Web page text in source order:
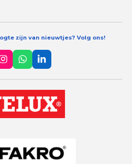
zijn van nieuwtjes? Volg ons!
I
n
s
t
a
g
W
h
a
t
s
A
L
i
n
k
e
d